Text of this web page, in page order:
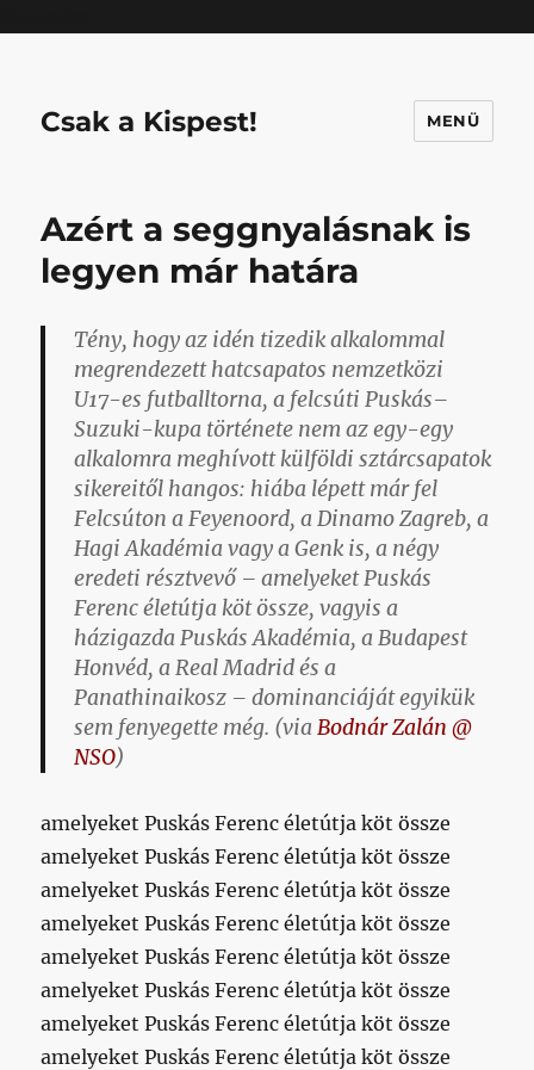
Csak a Kispest! MENÜ
Azért a seggnyalásnak is
legyen már határa
Tény, hogy az idén tizedik alkalommal
megrendezett hatcsapatos nemzetközi
U17-es futballtorna, a felcsúti Puskás–
Suzuki-kupa története nem az egy-egy
alkalomra meghívott külföldi sztárcsapatok
sikereitől hangos: hiába lépett már fel
Felcsúton a Feyenoord, a Dinamo Zagreb, a
Hagi Akadémia vagy a Genk is, a négy
eredeti résztvevő –amelyeket Puskás
Ferenc életútja köt össze, vagyis a
házigazda Puskás Akadémia, a Budapest
Honvéd, a Real Madrid és a
Panathinaikosz – dominanciáját egyikük
sem fenyegette még. (viaBodnár Zalán @
NSO)
amelyeket Puskás Ferenc életútja köt össze
amelyeket Puskás Ferenc életútja köt össze
amelyeket Puskás Ferenc életútja köt össze
amelyeket Puskás Ferenc életútja köt össze
amelyeket Puskás Ferenc életútja köt össze
amelyeket Puskás Ferenc életútja köt össze
amelyeket Puskás Ferenc életútja köt össze
amelyeket Puskás Ferenc életútja köt össze